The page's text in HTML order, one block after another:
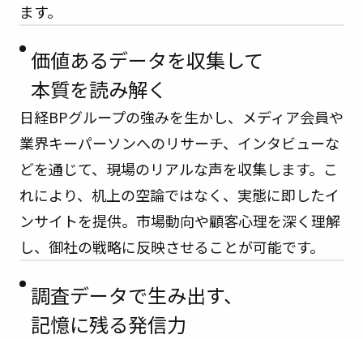
ます。
価値あるデータを収集して
本質を読み解く
日経BPグループの強みを生かし、メディア会員や
業界キーパーソンへのリサーチ、インタビューな
どを通じて、現場のリアルな声を収集します。こ
れにより、机上の空論ではなく、実態に即したイ
ンサイトを提供。市場動向や顧客心理を深く理解
し、御社の戦略に反映させることが可能です。
調査データで生み出す、
記憶に残る発信力